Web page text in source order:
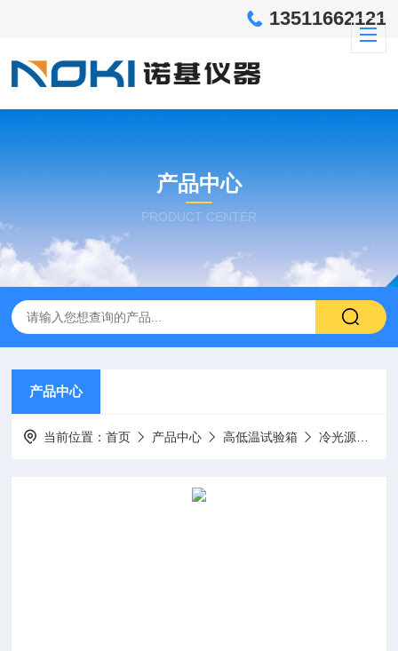
13511662121
产品中心
PRODUCT CENTER
产品中心
当前位置：首页 产品中心 高低温试验箱 冷光源光照培养箱